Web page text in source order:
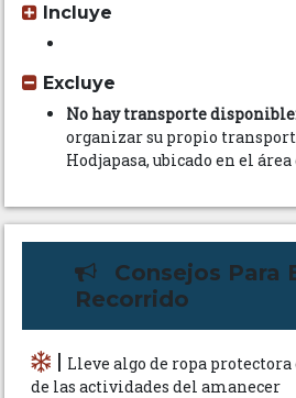
Incluye
Excluye
No hay transporte
organizar su propio
Hodjapasa, ubicado en el
Consejos Para
Recorrido
| Lleve algo de ropa
de las actividades del amanecer